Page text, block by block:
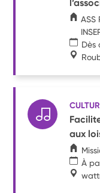
ASS
Dès
aux
À